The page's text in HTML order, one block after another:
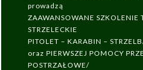
prowadzą
ZAAWANSOWANE SZKOLENIE
STRZELECKIE
PITOLET – KARABIN –
oraz PIERWSZEJ POMOCY
POSTRZAŁOWE/